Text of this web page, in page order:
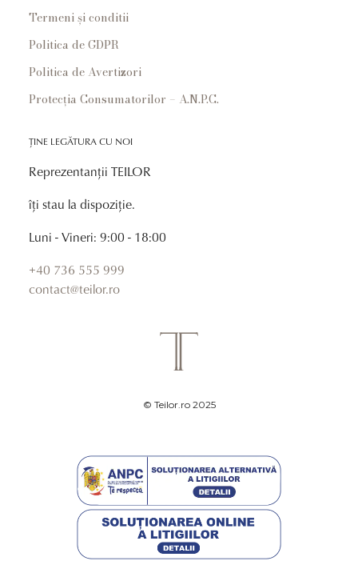
Termeni și conditii
Politica de GDPR
Politica de Avertizori
Protecția Consumatorilor – A.N.P.C.
ȚINE LEGĂTURA CU NOI
Reprezentanții TEILOR
îți stau la dispoziție.
Luni - Vineri: 9:00 - 18:00
+40 736 555 999
contact@teilor.ro
© Teilor.ro 2025